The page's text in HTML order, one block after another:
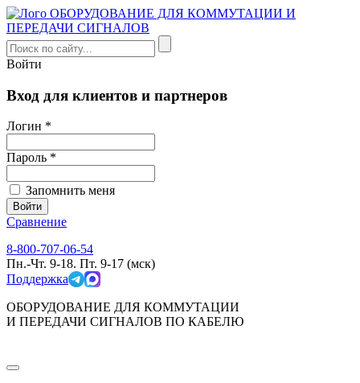
Войти
Вход для клиентов и партнеров
Логин *
Пароль *
Запомнить меня
Сравнение
8-800-707-06-54
Пн.-Чт. 9-18. Пт. 9-17 (мск)
Поддержка
ОБОРУДОВАНИЕ ДЛЯ КОММУТАЦИИ
И ПЕРЕДАЧИ СИГНАЛОВ ПО КАБЕЛЮ